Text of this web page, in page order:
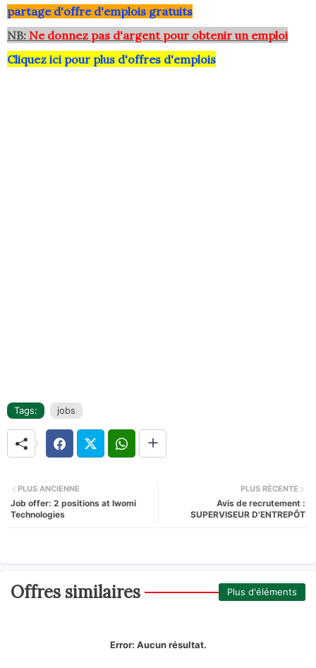
partage d'offre d'emplois gratuits
NB: Ne donnez pas d'argent pour obtenir un emploi
Cliquez ici pour plus d'offres d'emplois
Tags: jobs
PLUS RÉCENTE
Avis de recrutement :
SUPERVISEUR D'ENTREPÔT
PLUS ANCIENNE
Job offer: 2 positions at Iwomi
Technologies
Offres similaires Plus d'éléments
Error: Aucun résultat.